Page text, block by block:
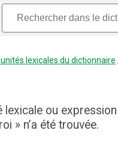
lexicales du dictionnaire
lexicale ou
» n’a été trouvée.